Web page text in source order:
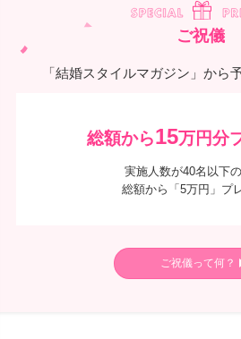
ご祝儀
「結婚スタイルマガジン」から
総額から15万円分
実施人数が40名以下の
総額から「5万円」プ
ご祝儀って何？